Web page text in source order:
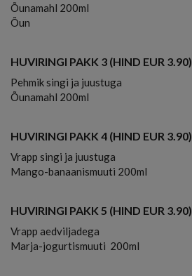
Õunamahl 200ml
Õun
HUVIRINGI PAKK 3 (HIND EUR 3.90)
Pehmik singi ja juustuga
Õunamahl 200ml
HUVIRINGI PAKK 4 (HIND EUR 3.90)
Vrapp singi ja juustuga
Mango-banaanismuuti 200ml
HUVIRINGI PAKK 5 (HIND EUR 3.90)
Vrapp aedviljadega
Marja-jogurtismuuti 200ml